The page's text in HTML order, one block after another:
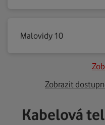
Malovidy 10
Zobrazit
Kabelová